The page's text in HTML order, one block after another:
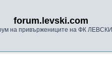
forum.levski.com
на привържениците на ФК ЛЕВСКИ